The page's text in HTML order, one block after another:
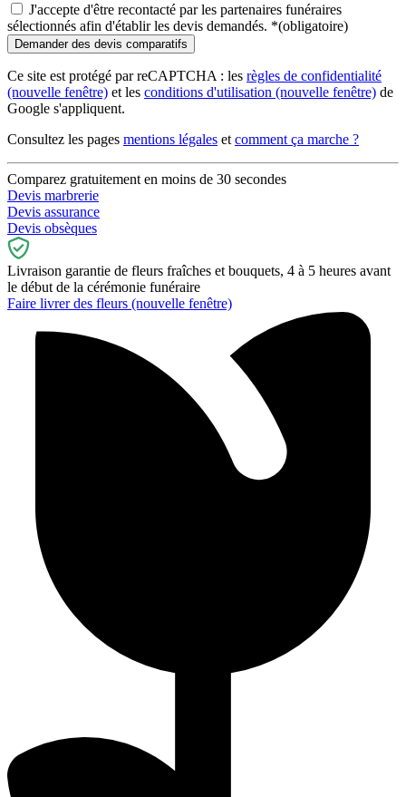
J'accepte d'être recontacté par les partenaires funéraires
sélectionnés afin d'établir les devis demandés. *(obligatoire)
Ce site est protégé par reCAPTCHA : les règles de confidentialité
(nouvelle fenêtre) et les conditions d'utilisation (nouvelle fenêtre) de
Google s'appliquent.
Consultez les pages mentions légales et comment ça marche ?
Comparez gratuitement en moins de 30 secondes
Devis marbrerie
Devis assurance
Devis obsèques
Livraison garantie de fleurs fraîches et bouquets, 4 à 5 heures avant
le début de la cérémonie funéraire
Faire livrer des fleurs (nouvelle fenêtre)